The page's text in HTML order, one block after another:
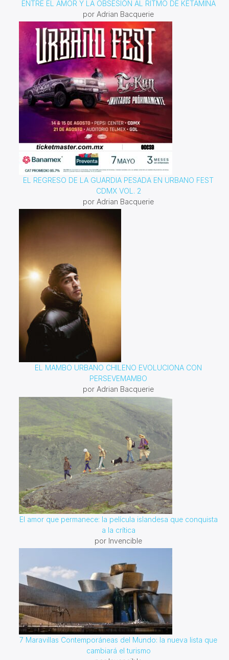
ENTRE EL AMOR Y LA OBSESIÓN AL RITMO DE KETAMINA
por Adrian Bacquerie
EL REGRESO DE LA GUARDIA PESADA EN URBANO FEST
CDMX VOL. 2
por Adrian Bacquerie
EL MAMBO URBANO CHILENO EVOLUCIONA CON
PERSEVEMAMBO
por Adrian Bacquerie
El amor que permanece: la película islandesa que conquista
a la crítica
por Invencible
7 Maravillas Contemporáneas del Mundo: la nueva lista que
cambiará el turismo